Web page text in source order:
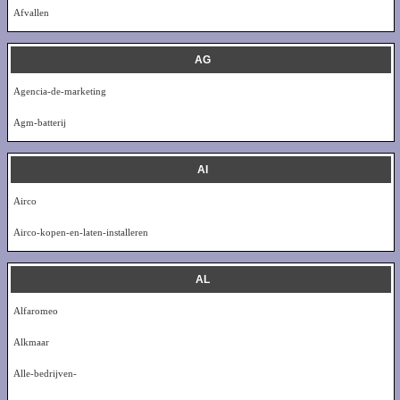
Afvallen
AG
Agencia-de-marketing
Agm-batterij
AI
Airco
Airco-kopen-en-laten-installeren
AL
Alfaromeo
Alkmaar
Alle-bedrijven-